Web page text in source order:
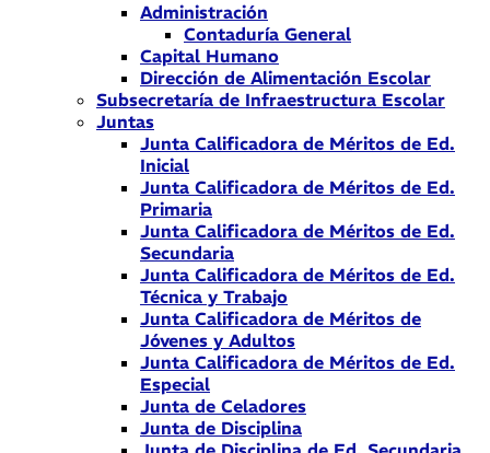
Administración
Contaduría General
Capital Humano
Dirección de Alimentación Escolar
Subsecretaría de Infraestructura Escolar
Juntas
Junta Calificadora de Méritos de Ed.
Inicial
Junta Calificadora de Méritos de Ed.
Primaria
Junta Calificadora de Méritos de Ed.
Secundaria
Junta Calificadora de Méritos de Ed.
Técnica y Trabajo
Junta Calificadora de Méritos de
Jóvenes y Adultos
Junta Calificadora de Méritos de Ed.
Especial
Junta de Celadores
Junta de Disciplina